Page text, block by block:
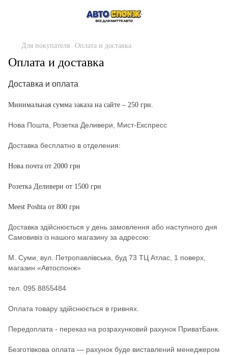
Для покупателя Оплата и доставка
Оплата и доставка
Доставка и оплата
Минимальная сумма заказа на сайте – 250 грн.
Нова Пошта, Розетка Деливери, Мист-Експресс
Доставка бесплатно в отделения:
Нова почта от 2000 грн
Розетка Деливери от 1500 грн
Meest Poshta от 800 грн
Доставка здійснюється у день замовлення або наступного дня
Самовивіз із нашого магазину за адресою:
М. Суми, вул. Петропавлівська, буд 73 ТЦ Атлас, 1 поверх,
магазин «Автоспонж»
тел. 095 8855484
Оплата товару здійснюється в гривнях.
Передоплата - переказ на розрахунковий рахунок ПриватБанк.
Безготівкова оплата — рахунок буде виставлений менеджером